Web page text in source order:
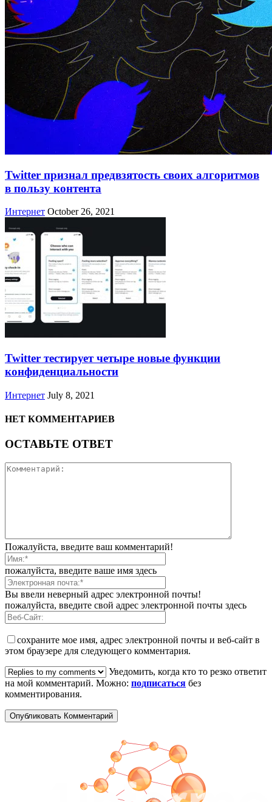
Twitter признал предвзятость своих алгоритмов
в пользу контента
Интернет October 26, 2021
Twitter тестирует четыре новые функции
конфиденциальности
Интернет July 8, 2021
НЕТ КОММЕНТАРИЕВ
ОСТАВЬТЕ ОТВЕТ
Пожалуйста, введите ваш комментарий!
пожалуйста, введите ваше имя здесь
Вы ввели неверный адрес электронной почты!
пожалуйста, введите свой адрес электронной почты здесь
сохраните мое имя, адрес электронной почты и веб-сайт в
этом браузере для следующего комментария.
Уведомить, когда кто то резко ответит
на мой комментарий. Можно: подписаться без
комментирования.